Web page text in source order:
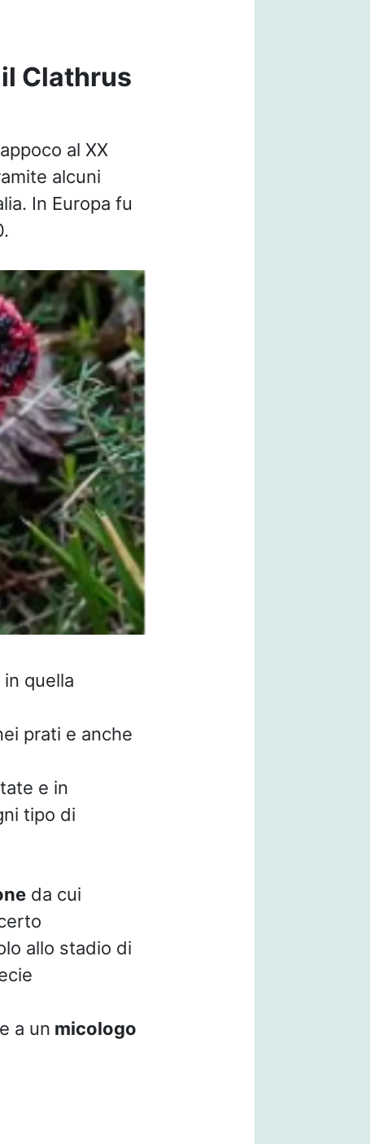
Clathrus
al XX
alcuni
In Europa fu
quella
prati e anche
e in
tipo di
da cui
allo stadio di
a un micologo